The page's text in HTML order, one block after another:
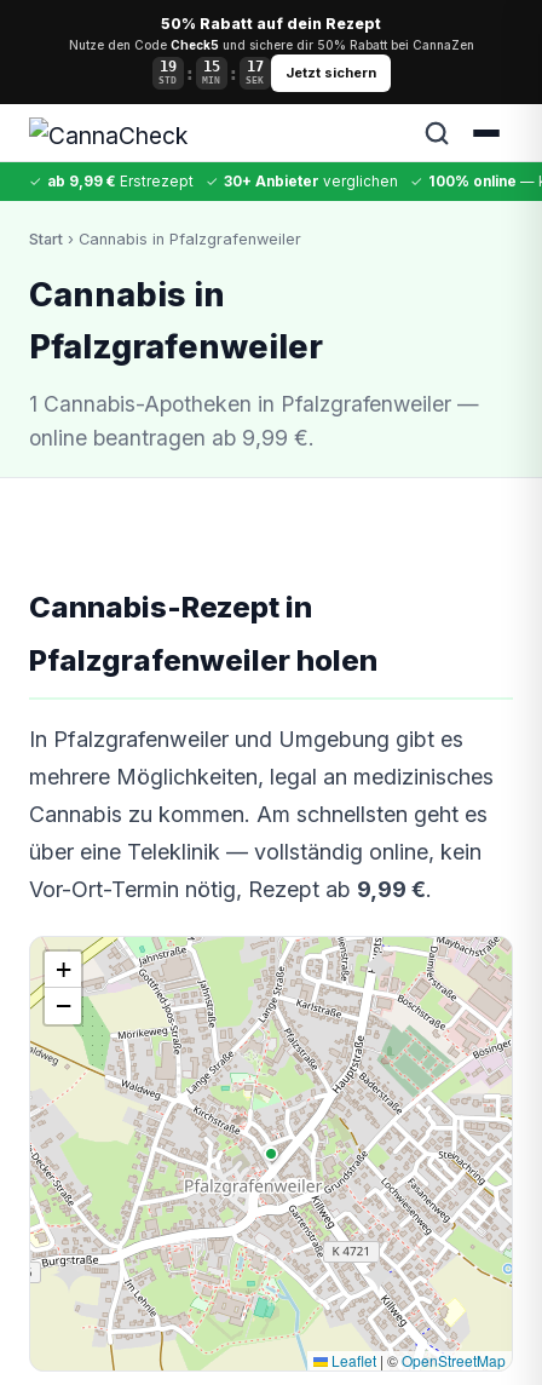
50% Rabatt auf dein Rezept
Nutze den Code Check5und sichere dir 50% Rabatt bei CannaZen
19
STD : 15
MIN : 17
SEK Jetzt sichern
✓ ab 9,99 € Erstrezept ✓ 30+ Anbieter verglichen ✓ 100% online —
Cannabis MDMA Kokain
Start › Cannabis in Pfalzgrafenweiler
Cannabis in
Pfalzgrafenweiler
1 Cannabis-Apotheken in Pfalzgrafenweiler —
online beantragen ab 9,99 €.
Cannabis-Rezept in
Pfalzgrafenweiler holen
In Pfalzgrafenweiler und Umgebung gibt es
mehrere Möglichkeiten, legal an medizinisches
Cannabis zu kommen. Am schnellsten geht es
über eine Teleklinik — vollständig online, kein
Vor-Ort-Termin nötig, Rezept ab 9,99 €.
+
−
Leaflet | ©OpenStreetMap